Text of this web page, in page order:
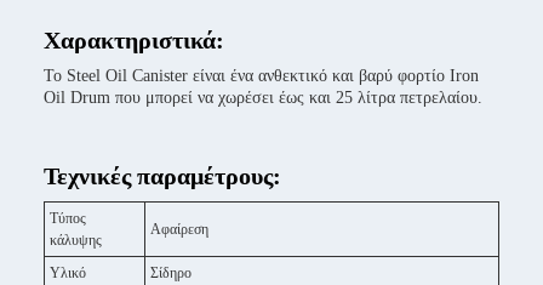
Χαρακτηριστικά:
Το Steel Oil Canister είναι ένα ανθεκτικό και βαρύ φορτίο Iron
Oil Drum που μπορεί να χωρέσει έως και 25 λίτρα πετρελαίου.
Τεχνικές παραμέτρους:
Τύπος
κάλυψης
Αφαίρεση
Υλικό
Σίδηρο